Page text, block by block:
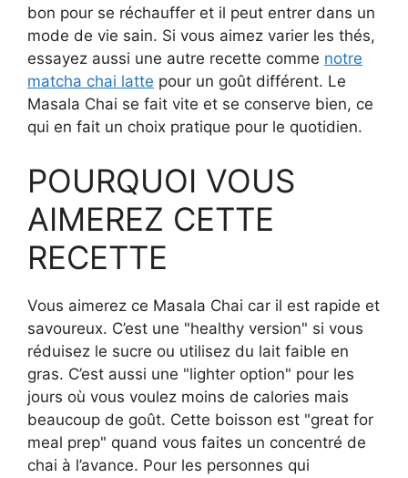
bon pour se réchauffer et il peut entrer dans un
mode de vie sain. Si vous aimez varier les thés,
essayez aussi une autre recette comme notre
matcha chai latte pour un goût différent. Le
Masala Chai se fait vite et se conserve bien, ce
qui en fait un choix pratique pour le quotidien.
POURQUOI VOUS
AIMEREZ CETTE
RECETTE
Vous aimerez ce Masala Chai car il est rapide et
savoureux. C’est une "healthy version" si vous
réduisez le sucre ou utilisez du lait faible en
gras. C’est aussi une "lighter option" pour les
jours où vous voulez moins de calories mais
beaucoup de goût. Cette boisson est "great for
meal prep" quand vous faites un concentré de
chai à l’avance. Pour les personnes qui